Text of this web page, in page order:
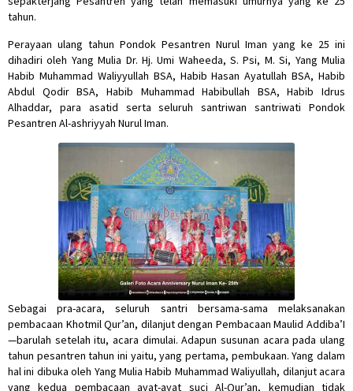
tahun.
Perayaan ulang tahun Pondok Pesantren Nurul Iman yang ke 25 ini
dihadiri oleh Yang Mulia Dr. Hj. Umi Waheeda, S. Psi, M. Si, Yang Mulia
Habib Muhammad Waliyyullah BSA, Habib Hasan Ayatullah BSA, Habib
Abdul Qodir BSA, Habib Muhammad Habibullah BSA, Habib Idrus
Alhaddar, para asatid serta seluruh santriwan santriwati Pondok
Pesantren Al-ashriyyah Nurul Iman.
Sebagai pra-acara, seluruh santri bersama-sama melaksanakan
pembacaan Khotmil Qur’an, dilanjut dengan Pembacaan Maulid Addiba’I
—barulah setelah itu, acara dimulai. Adapun susunan acara pada ulang
tahun pesantren tahun ini yaitu, yang pertama, pembukaan. Yang dalam
hal ini dibuka oleh Yang Mulia Habib Muhammad Waliyullah, dilanjut acara
yang kedua pembacaan ayat-ayat suci Al-Qur’an, kemudian tidak